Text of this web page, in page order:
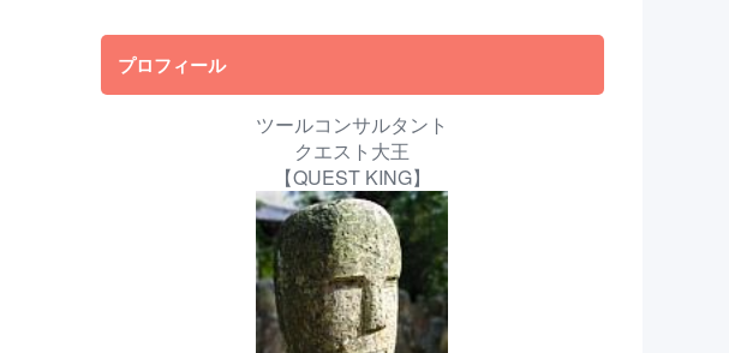
プロフィール
ツールコンサルタント
クエスト大王
【QUEST KING】